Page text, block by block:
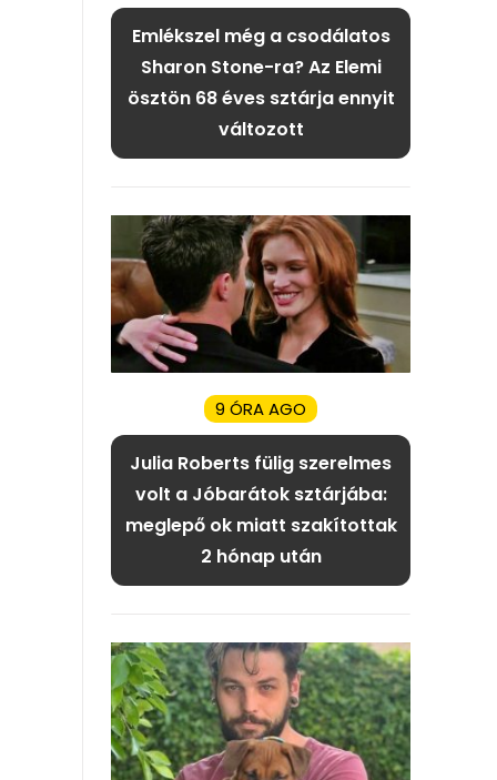
Emlékszel még a csodálatos
Sharon Stone-ra? Az Elemi
ösztön 68 éves sztárja ennyit
változott
9 ÓRA AGO
Julia Roberts fülig szerelmes
volt a Jóbarátok sztárjába:
meglepő ok miatt szakítottak
2 hónap után